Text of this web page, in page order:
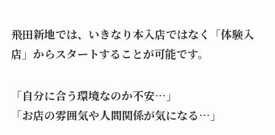
飛田新地では、いきなり本入店ではなく「体験入
店」からスタートすることが可能です。
「自分に合う環境なのか不安…」
「お店の雰囲気や人間関係が気になる…」